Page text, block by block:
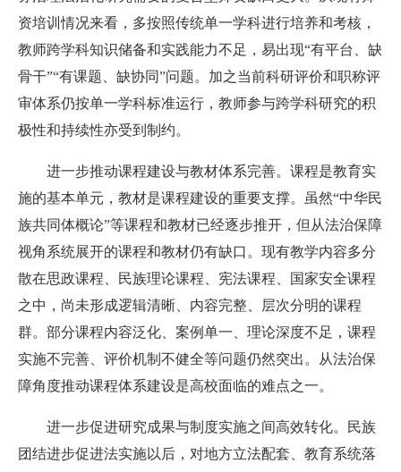
资培训情况来看，多按照传统单一学科进行培养和考核，
教师跨学科知识储备和实践能力不足，易出现“有平台、缺
骨干”“有课题、缺协同”问题。加之当前科研评价和职称评
审体系仍按单一学科标准运行，教师参与跨学科研究的积
极性和持续性亦受到制约。
进一步推动课程建设与教材体系完善。 课程是教育实
施的基本单元，教材是课程建设的重要支撑。虽然“中华民
族共同体概论”等课程和教材已经逐步推开，但从法治保障
视角系统展开的课程和教材仍有缺口。现有教学内容多分
散在思政课程、民族理论课程、宪法课程、国家安全课程
之中，尚未形成逻辑清晰、内容完整、层次分明的课程
群。部分课程内容泛化、案例单一、理论深度不足，课程
实施不完善、评价机制不健全等问题仍然突出。从法治保
障角度推动课程体系建设是高校面临的难点之一。
进一步促进研究成果与制度实施之间高效转化。
民族
团结进步促进法实施以后，对地方立法配套、教育系统落